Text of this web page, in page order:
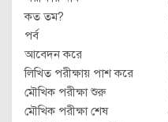
কত তম?
পর্ব
আবেদন করে
লিখিত পরীক্ষায় পাশ করে
মৌখিক পরীক্ষা শুরু
মৌখিক পরীক্ষা শেষ